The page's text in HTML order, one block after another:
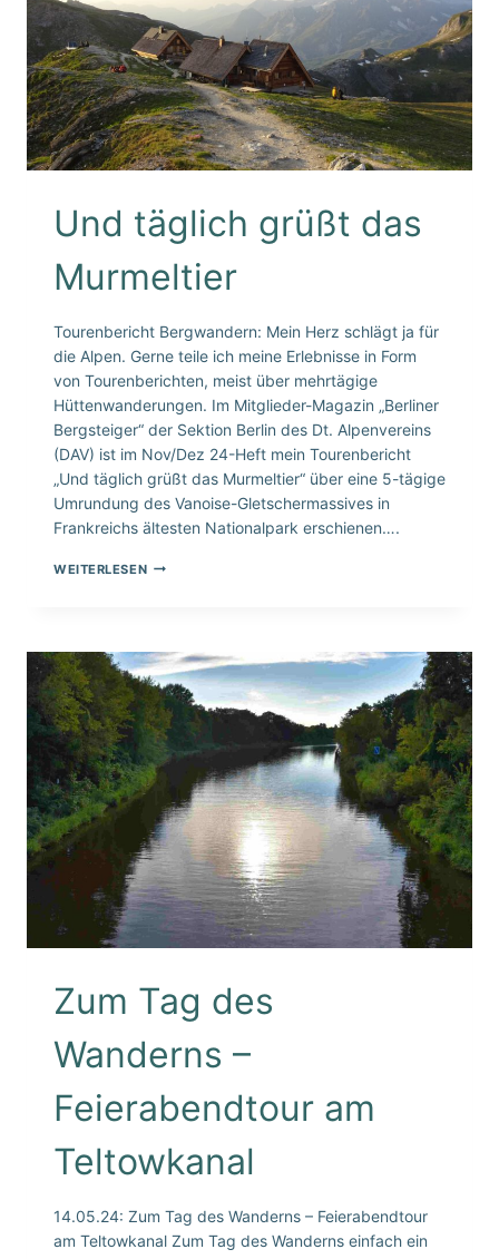
Und täglich grüßt das
Murmeltier
Tourenbericht Bergwandern: Mein Herz schlägt ja für
die Alpen. Gerne teile ich meine Erlebnisse in Form
von Tourenberichten, meist über mehrtägige
Hüttenwanderungen. Im Mitglieder-Magazin „Berliner
Bergsteiger“ der Sektion Berlin des Dt. Alpenvereins
(DAV) ist im Nov/Dez 24-Heft mein Tourenbericht
„Und täglich grüßt das Murmeltier“ über eine 5-tägige
Umrundung des Vanoise-Gletschermassives in
Frankreichs ältesten Nationalpark erschienen….
WEITERLESEN UND
Zum Tag des
Wanderns –
Feierabendtour am
Teltowkanal
14.05.24: Zum Tag des Wanderns – Feierabendtour
am Teltowkanal Zum Tag des Wanderns einfach ein